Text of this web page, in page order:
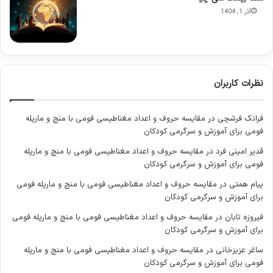
شود. اگر واقف، خودش را به تنهایی یا در کنار دیگران (مثلاً
خانواده خود) به عنوان موقوف علیه قرار دهد، وقف باطل است.
این قاعده نشان می دهد که وقف باید به نفع شخص یا
«پرداخت دیون یا سایر مخارج خود را از منافع موقوفه قرار
دهد»: این قسمت، مصداق دیگری از وقف بر نفس را بیان می
کند که ظاهری غیرمستقیم دارد، اما باطن آن بازگشت منافع به
واقف است. حتی اگر واقف صراحتاً خود را موقوف علیه قرار
ندهد، اما شرط کند که منافع موقوفه صرف پرداخت بدهی ها
گردد. هدف قانونگذار جلوگیری از سوءاستفاده از نهاد وقف برای
منافع شخصی واقف است.
«باطل است اعم از این که راجع به حال حیات باشد یا بعد از
است و زمان اجرای آن (چه در زمان حیات واقف و چه پس از
فوت او) تأثیری در حکم بطلان ندارد. به عبارت دیگر، واقف نمی
تواند با شرط پرداخت منافع به خود پس از فوت نیز، اقدام به
وقف بر نفس کند.
آذر 1, 1404
نظرات کاربران
فرانک فرشچی در مقایسه حروف و اعداد مغناطیسی فومی با منچ و مارپله
فومی برای آموزش و سرگرمی کودکان
قدیر امینی فرد در مقایسه حروف و اعداد مغناطیسی فومی با منچ و مارپله
فومی برای آموزش و سرگرمی کودکان
پیام همتی در مقایسه حروف و اعداد مغناطیسی فومی با منچ و مارپله فومی
برای آموزش و سرگرمی کودکان
فیروزه تابان در مقایسه حروف و اعداد مغناطیسی فومی با منچ و مارپله فومی
برای آموزش و سرگرمی کودکان
ساغر عزیزخانی در مقایسه حروف و اعداد مغناطیسی فومی با منچ و مارپله
فومی برای آموزش و سرگرمی کودکان